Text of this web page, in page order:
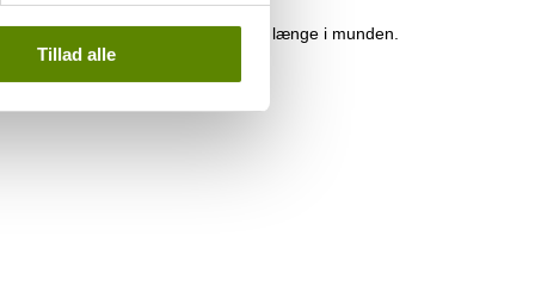
Tillad alle
velsmagende. Den holder meget længe i munden.